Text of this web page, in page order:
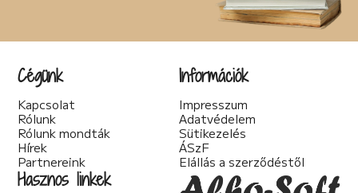
Cégünk
Kapcsolat
Rólunk
Rólunk mondták
Hírek
Partnereink
Információk
Impresszum
Adatvédelem
Sütikezelés
ÁSzF
Elállás a szerződéstől
Hasznos linkek